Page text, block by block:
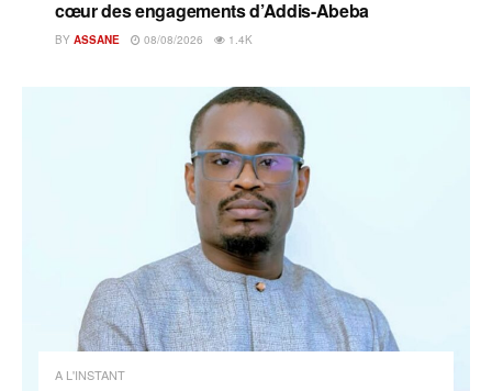
cœur des engagements d’Addis-Abeba
BY ASSANE 08/08/2026 1.4K
A L'INSTANT